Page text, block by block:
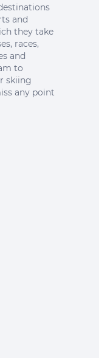
and
they take
races,
and
to
skiing
any point